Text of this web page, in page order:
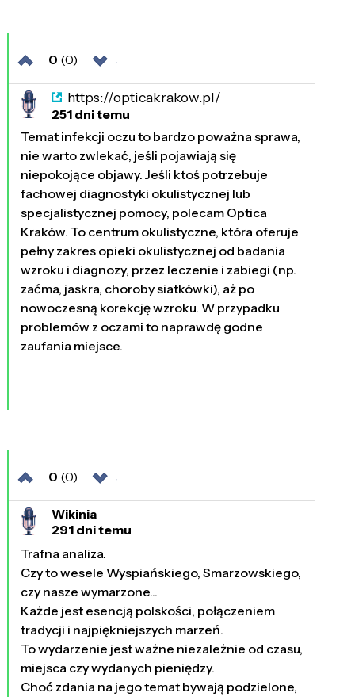
0 (0)
https://opticakrakow.pl/
251 dni temu
Temat infekcji oczu to bardzo poważna sprawa,
nie warto zwlekać, jeśli pojawiają się
niepokojące objawy. Jeśli ktoś potrzebuje
fachowej diagnostyki okulistycznej lub
specjalistycznej pomocy, polecam Optica
Kraków. To centrum okulistyczne, która oferuje
pełny zakres opieki okulistycznej od badania
wzroku i diagnozy, przez leczenie i zabiegi (np.
zaćma, jaskra, choroby siatkówki), aż po
nowoczesną korekcję wzroku. W przypadku
problemów z oczami to naprawdę godne
zaufania miejsce.
0 (0)
Wikinia
291 dni temu
Trafna analiza.
Czy to wesele Wyspiańskiego, Smarzowskiego,
czy nasze wymarzone...
Każde jest esencją polskości, połączeniem
tradycji i najpiękniejszych marzeń.
To wydarzenie jest ważne niezależnie od czasu,
miejsca czy wydanych pieniędzy.
Choć zdania na jego temat bywają podzielone,